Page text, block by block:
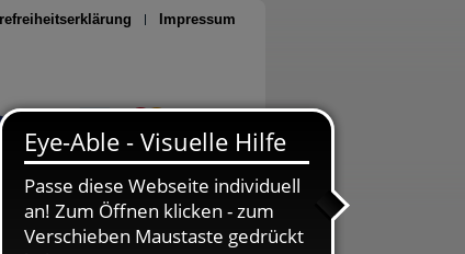
Impressum
Seite drucken
0800-10 11 422